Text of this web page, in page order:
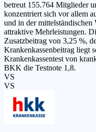
betreut 155.764 Mitglieder
konzentriert sich vor allem
und in der
attraktive Mehrleistungen.
Zusatzbeitrag von 3,25 %,
Krankenkassenbeitrag liegt
Krankenkassentest von
BKK die Testnote 1,8.
VS
VS